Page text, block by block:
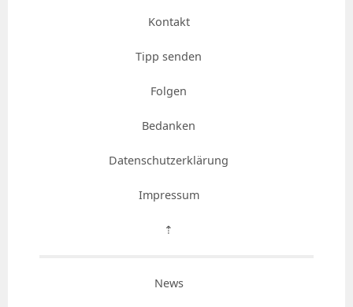
Kontakt
Tipp senden
Folgen
Bedanken
Datenschutzerklärung
Impressum
⇡
News